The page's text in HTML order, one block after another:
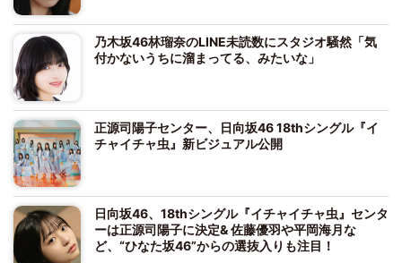
乃木坂46林瑠奈のLINE未読数にスタジオ騒然「気
付かないうちに溜まってる、みたいな」
正源司陽子センター、日向坂46 18thシングル『イ
チャイチャ虫』新ビジュアル公開
日向坂46、18thシングル『イチャイチャ虫』センタ
ーは正源司陽子に決定& 佐藤優羽や平岡海月な
ど、“ひなた坂46”からの選抜入りも注目！